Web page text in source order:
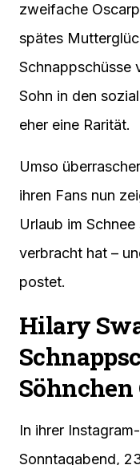
zweifache
spätes
Schnappschüsse
Sohn in den
eher eine Rarität.
Umso
ihren Fans nun
Urlaub im
verbracht hat –
postet.
Hilary
Söhnchen
In ihrer
Sonntagabend,